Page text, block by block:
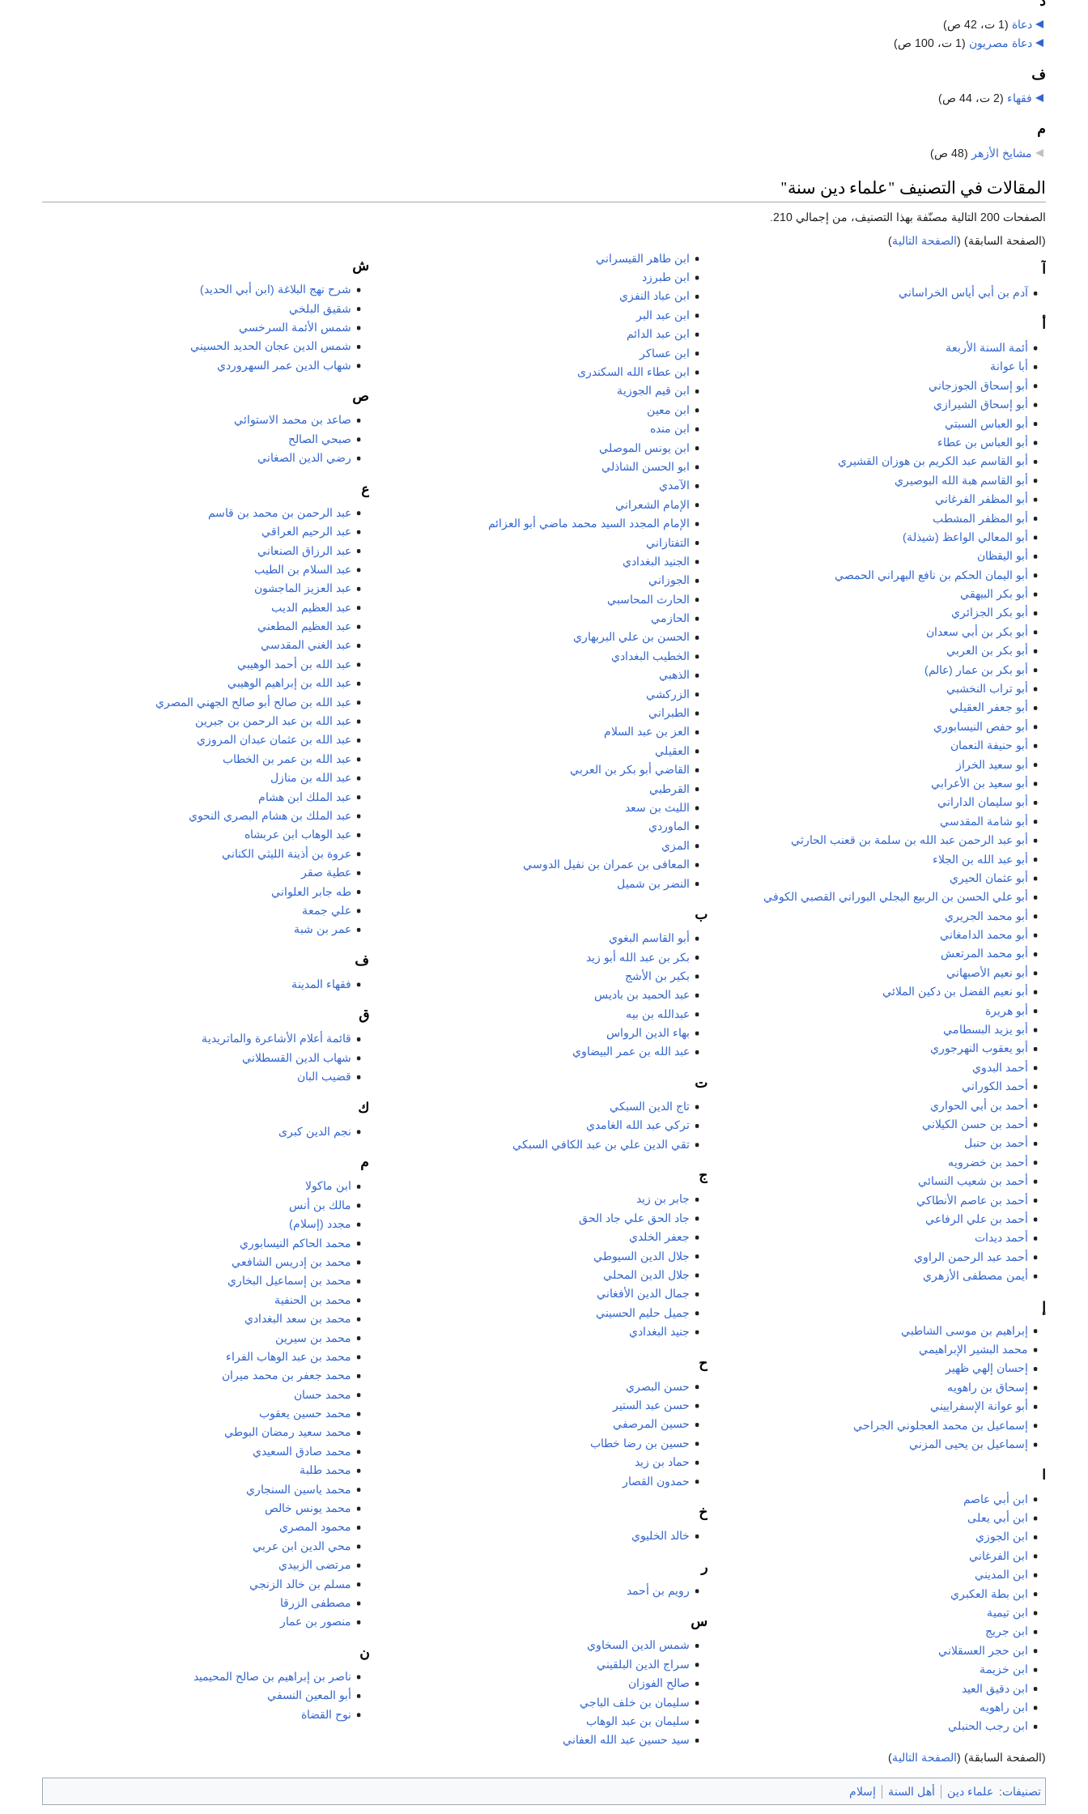
دعاة (1 ت، 42 ص)
دعاة مصريون (1 ت، 100 ص)
ف
فقهاء (2 ت، 44 ص)
م
مشايخ الأزهر (48 ص)
المقالات في التصنيف "علماء دين سنة"
الصفحات 200 التالية مصنّفة بهذا التصنيف، من إجمالي 210.
(الصفحة السابقة) (الصفحة التالية)
آدم بن أبي أياس الخراساني
أئمة السنة الأربعة
أبا عوانة
أبو إسحاق الجوزجاني
أبو إسحاق الشيرازي
أبو العباس السبتي
أبو العباس بن عطاء
أبو القاسم عبد الكريم بن هوزان القشيري
أبو القاسم هبة الله البوصيري
أبو المظفر الفرغاني
أبو المظفر المشطب
أبو المعالي الواعظ (شيذلة)
أبو اليقظان
أبو اليمان الحكم بن نافع البهراني الحمصي
أبو بكر البيهقي
أبو بكر الجزائري
أبو بكر بن أبي سعدان
أبو بكر بن العربي
أبو بكر بن عمار (عالم)
أبو تراب النخشبي
أبو جعفر العقيلي
أبو حفص النيسابوري
أبو حنيفة النعمان
أبو سعيد الخراز
أبو سعيد بن الأعرابي
أبو سليمان الداراني
أبو شامة المقدسي
أبو عبد الرحمن عبد الله بن سلمة بن قعنب الحارثي
أبو عبد الله بن الجلاء
أبو عثمان الحيري
أبو علي الحسن بن الربيع البجلي البوراني القصبي الكوفي
أبو محمد الجريري
أبو محمد الدامغاني
أبو محمد المرتعش
أبو نعيم الأصبهاني
أبو نعيم الفضل بن دكين الملائي
أبو هريرة
أبو يزيد البسطامي
أبو يعقوب النهرجوري
أحمد البدوي
أحمد الكوراني
أحمد بن أبي الحواري
أحمد بن حسن الكيلاني
أحمد بن حنبل
أحمد بن خضرويه
أحمد بن شعيب النسائي
أحمد بن عاصم الأنطاكي
أحمد بن علي الرفاعي
أحمد ديدات
أحمد عبد الرحمن الراوي
أيمن مصطفى الأزهري
إبراهيم بن موسى الشاطبي
محمد البشير الإبراهيمي
إحسان إلهي ظهير
إسحاق بن راهويه
أبو عوانة الإسفراييني
إسماعيل بن محمد العجلوني الجراحي
إسماعيل بن يحيى المزني
ابن أبي عاصم
ابن أبي يعلى
ابن الجوزي
ابن الفرغاني
ابن المديني
ابن بطة العكبري
ابن تيمية
ابن جريج
ابن حجر العسقلاني
ابن خزيمة
ابن دقيق العيد
ابن راهويه
ابن رجب الحنبلي
ابن طاهر القيسراني
ابن طبرزد
ابن عباد النفزي
ابن عبد البر
ابن عبد الدائم
ابن عساكر
ابن عطاء الله السكندرى
ابن قيم الجوزية
ابن معين
ابن منده
ابن يونس الموصلي
ابو الحسن الشاذلي
الآمدي
الإمام الشعراني
الإمام المجدد السيد محمد ماضي أبو العزائم
التفتازاني
الجنيد البغدادي
الجوزاني
الحارث المحاسبي
الحازمي
الحسن بن علي البربهاري
الخطيب البغدادي
الذهبي
الزركشي
الطبراني
العز بن عبد السلام
العقيلي
القاضي أبو بكر بن العربي
القرطبي
الليث بن سعد
الماوردي
المزي
المعافى بن عمران بن نفيل الدوسي
النضر بن شميل
ب
أبو القاسم البغوي
بكر بن عبد الله أبو زيد
بكير بن الأشج
عبد الحميد بن باديس
عبدالله بن بيه
بهاء الدين الرواس
عبد الله بن عمر البيضاوي
ت
تاج الدين السبكي
تركي عبد الله الغامدي
تقي الدين علي بن عبد الكافي السبكي
ج
جابر بن زيد
جاد الحق علي جاد الحق
جعفر الخلدي
جلال الدين السيوطي
جلال الدين المحلي
جمال الدين الأفغاني
جميل حليم الحسيني
جنيد البغدادي
ح
حسن البصري
حسن عبد الستير
حسين المرصفي
حسين بن رضا خطاب
حماد بن زيد
حمدون القصار
خ
خالد الخليوي
ر
رويم بن أحمد
س
شمس الدين السخاوي
سراج الدين البلقيني
صالح الفوزان
سليمان بن خلف الباجي
سليمان بن عبد الوهاب
سيد حسين عبد الله العفاني
ش
شرح نهج البلاغة (ابن أبي الحديد)
شقيق البلخي
شمس الأئمة السرخسي
شمس الدين عجان الحديد الحسيني
شهاب الدين عمر السهروردي
ص
صاعد بن محمد الاستوائي
صبحي الصالح
رضي الدين الصغاني
ع
عبد الرحمن بن محمد بن قاسم
عبد الرحيم العراقي
عبد الرزاق الصنعاني
عبد السلام بن الطيب
عبد العزيز الماجشون
عبد العظيم الديب
عبد العظيم المطعني
عبد الغني المقدسي
عبد الله بن أحمد الوهيبي
عبد الله بن إبراهيم الوهيبي
عبد الله بن صالح أبو صالح الجهني المصري
عبد الله بن عبد الرحمن بن جبرين
عبد الله بن عثمان عبدان المروزي
عبد الله بن عمر بن الخطاب
عبد الله بن منازل
عبد الملك ابن هشام
عبد الملك بن هشام البصري النحوي
عبد الوهاب ابن عربشاه
عروة بن أذينة الليثي الكناني
عطية صقر
طه جابر العلواني
علي جمعة
عمر بن شبة
ف
فقهاء المدينة
ق
قائمة أعلام الأشاعرة والماتريدية
شهاب الدين القسطلاني
قضيب البان
ك
نجم الدين كبرى
م
ابن ماكولا
مالك بن أنس
مجدد (إسلام)
محمد الحاكم النيسابوري
محمد بن إدريس الشافعي
محمد بن إسماعيل البخاري
محمد بن الحنفية
محمد بن سعد البغدادي
محمد بن سيرين
محمد بن عبد الوهاب الفراء
محمد جعفر بن محمد ميران
محمد حسان
محمد حسين يعقوب
محمد سعيد رمضان البوطي
محمد صادق السعيدي
محمد طلبة
محمد ياسين السنجاري
محمد يونس خالص
محمود المصري
محي الدين ابن عربي
مرتضى الزبيدي
مسلم بن خالد الزنجي
مصطفى الزرقا
منصور بن عمار
ن
ناصر بن إبراهيم بن صالح المحيميد
أبو المعين النسفي
نوح القضاة
(الصفحة السابقة) (الصفحة التالية)
تصنيفات: علماء دين أهل السنة إسلام